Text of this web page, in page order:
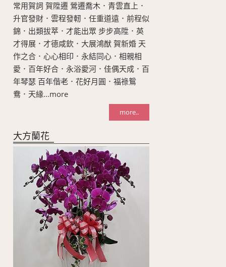
常用賀詞 賀陞遷 鶯遷喬木．青雲直上．
升官發財．雲程發軔．任重道遠．前程似
錦．出類拔萃．才能出眾 步步高陞．英
才得展．才德咸欽．大展鴻猷 賀新婚 天
作之合．心心相印．永結同心．相親相
愛．百年好合．永浴愛河．佳偶天成．百
年琴瑟 百年偕老．花好月圓．福祿鴛
鴦．天緣...more
more..
大方蘭花